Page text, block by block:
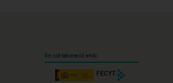
En col·laboració amb: